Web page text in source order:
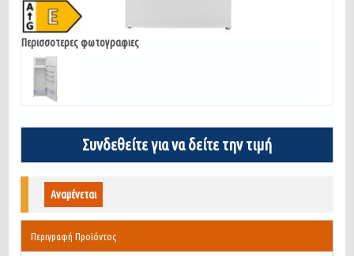
Περισσοτερες φωτογραφιες
Συνδεθείτε για να δείτε την τιμή
Αναμένεται
Περιγραφή Προϊόντος